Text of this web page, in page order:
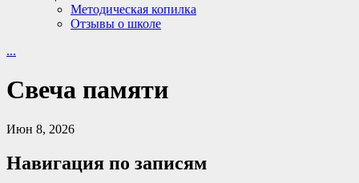
Методическая копилка
Отзывы о школе
...
Свеча памяти
Июн 8, 2026
Навигация по записям